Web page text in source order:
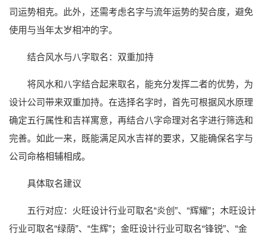
司运势相克。此外，还需考虑名字与流年运势的契合度，避免
使用与当年太岁相冲的字。
结合风水与八字取名：双重加持
将风水和八字结合起来取名，能充分发挥二者的优势，为
设计公司带来双重加持。在选择名字时，首先可根据风水原理
确定五行属性和吉祥寓意，再结合八字命理对名字进行筛选和
完善。如此一来，既能满足风水吉祥的要求，又能确保名字与
公司命格相辅相成。
具体取名建议
五行对应：火旺设计行业可取名“炎创”、“辉耀”；木旺设计
行业可取名“绿荫”、“生辉”；金旺设计行业可取名“锋锐”、“金